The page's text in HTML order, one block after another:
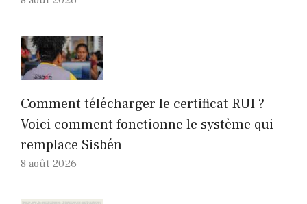
Comment télécharger le certificat RUI ?
Voici comment fonctionne le système qui
remplace Sisbén
8 août 2026